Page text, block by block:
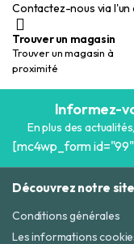
Contactez-nous via l'un
Trouver un magasin
Trouver un magasin à
proximité
Informez-
En plus des
[mc4wp_form
Découvrez notre site
Conditions générales
Les informations